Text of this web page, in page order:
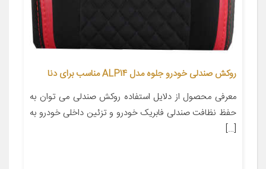
روکش صندلی خودرو جلوه مدل ALP14 مناسب برای دنا
معرفی محصول از دلایل استفاده روکش صندلی می توان به
حفظ نظافت صندلی فابریک خودرو و تزئین داخلی خودرو به
[…]